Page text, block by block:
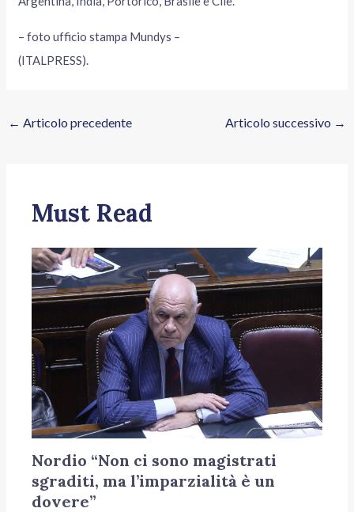
– foto ufficio stampa Mundys –
(ITALPRESS).
← Articolo precedente Articolo successivo →
Must Read
Nordio “Non ci sono magistrati
sgraditi, ma l’imparzialità è un
dovere”